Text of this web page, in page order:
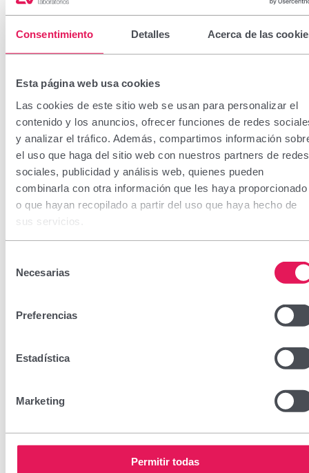
Consentimiento Detalles Acerca de las
Esta página web usa cookies
Las cookies de este sitio web se usan para personalizar el
contenido y los anuncios, ofrecer funciones de redes
y analizar el tráfico. Además, compartimos información
el uso que haga del sitio web con nuestros partners de redes
sociales, publicidad y análisis web, quienes pueden
combinarla con otra información que les haya proporcionado
o que hayan recopilado a partir del uso que haya hecho de
sus servicios.
Necesarias
Preferencias
Estadística
Marketing
Permitir todas
Vaselix 10% / 20% / 40%